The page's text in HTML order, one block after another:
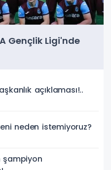
Gençlik Ligi'nde
açıklaması!..
neden istemiyoruz?
şampiyon